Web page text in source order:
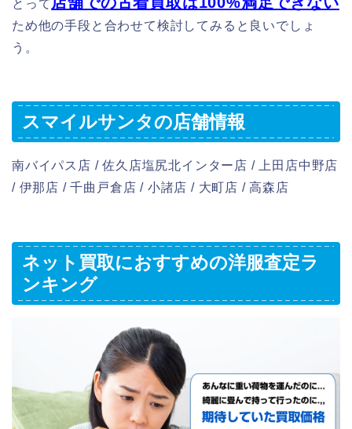
とって
ため他の手段と合わせて検討してみると良いでしょ
う。
スマイルサンタの店舗情報
南バイパス店 / 佐久店塩尻北インター店 / 上田店中野店
/ 伊那店 / 千曲戸倉店 / 小諸店 / 大町店 / 高森店
ネット買取におすすめの洋服査定ラ
ンキング